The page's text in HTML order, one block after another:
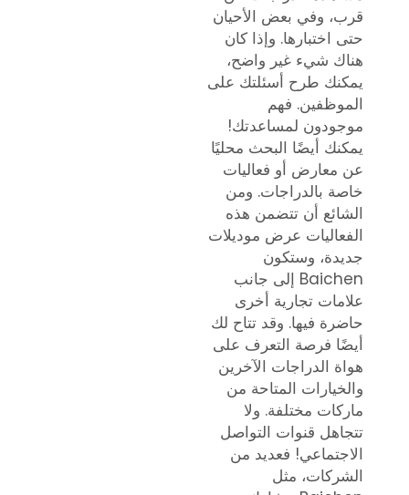
قرب، وفي بعض الأحيان
حتى اختبارها. وإذا كان
هناك شيء غير واضح،
يمكنك طرح أسئلتك على
الموظفين. فهم
موجودون لمساعدتك!
يمكنك أيضًا البحث محليًا
عن معارض أو فعاليات
خاصة بالدراجات. ومن
الشائع أن تتضمن هذه
الفعاليات عرض موديلات
جديدة، وستكون
Baichen إلى جانب
علامات تجارية أخرى
حاضرة فيها. وقد تتاح لك
أيضًا فرصة التعرف على
هواة الدراجات الآخرين
والخيارات المتاحة من
ماركات مختلفة. ولا
تتجاهل قنوات التواصل
الاجتماعي! فعديد من
الشركات، مثل